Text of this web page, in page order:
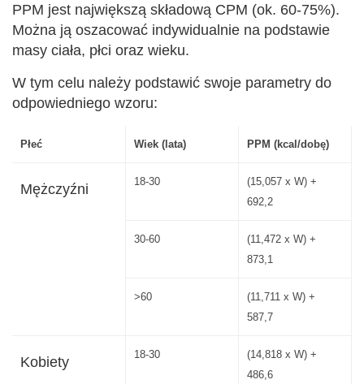
PPM jest największą składową CPM (ok. 60-75%).
Można ją oszacować indywidualnie na podstawie
masy ciała, płci oraz wieku.
W tym celu należy podstawić swoje parametry do
odpowiedniego wzoru:
Płeć Wiek (lata) PPM (kcal/dobę)
Mężczyźni 18-30
(15,057 x W) +
692,2
30-60
(11,472 x W) +
873,1
>60
(11,711 x W) +
587,7
Kobiety 18-30
(14,818 x W) +
486,6